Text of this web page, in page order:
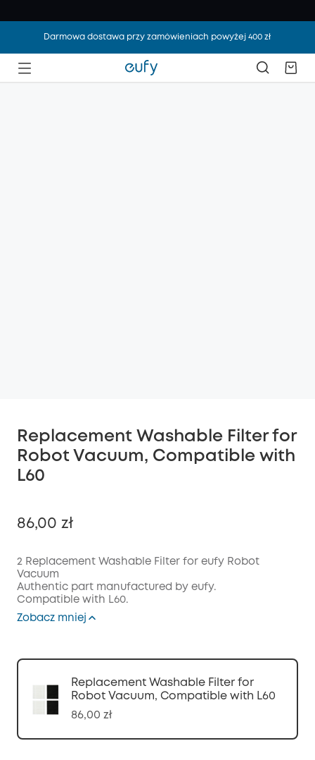
Darmowa dostawa przy zamówieniach powyżej 400 zł
Replacement Washable Filter for
Robot Vacuum, Compatible with
L60
86,00 zł
Wyłączony
2 Replacement Washable Filter for eufy Robot
Vacuum
Authentic part manufactured by eufy.
Compatible with L60.
Zobacz mniej
Replacement Washable Filter for
Robot Vacuum, Compatible with L60
86,00 zł